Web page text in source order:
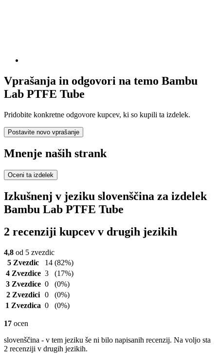
Vprašanja in odgovori na temo Bambu
Lab PTFE Tube
Pridobite konkretne odgovore kupcev, ki so kupili ta izdelek.
Postavite novo vprašanje
Mnenje naših strank
Oceni ta izdelek
Izkušnenj v jeziku slovenščina za izdelek
Bambu Lab PTFE Tube
2 recenziji kupcev v drugih jezikih
4,8 od 5 zvezdic
5 Zvezdic
14 (82%)
4 Zvezdice 3
(17%)
3 Zvezdice 0
(0%)
2 Zvezdici 0
(0%)
1 Zvezdica 0 (0%)
17 ocen
slovenščina - v tem jeziku še ni bilo napisanih recenzij. Na voljo sta
2 recenziji v drugih jezikih.